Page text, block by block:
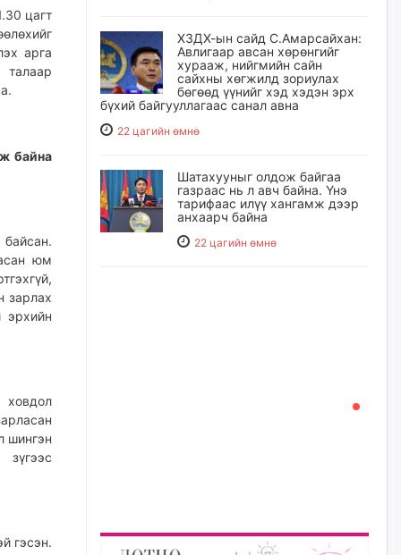
цагт
арга
байна
юм
зарлах
эрхийн
шингэн
гэсэн.
ХЗДХ-ын сайд С.Амарсайхан:
Авлигаар авсан хөрөнгийг
хурааж, нийгмийн сайн
сайхны хөгжилд зориулах
бөгөөд үүнийг хэд хэдэн эрх
бүхий байгууллагаас санал авна
22 цагийн өмнө
Шатахууныг олдож байгаа
газраас нь л авч байна. Үнэ
тарифаас илүү хангамж дээр
анхаарч байна
22 цагийн өмнө
23 цагийн өмнө